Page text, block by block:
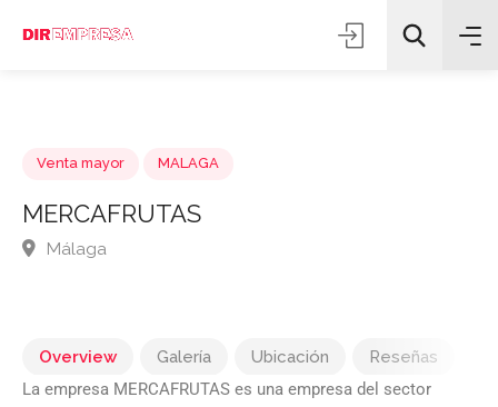
Venta mayor
MERCAFRUTAS
Overview Galería Ubicación
Reseñas
La empresa MERCAFRUTAS es una empresa del sector